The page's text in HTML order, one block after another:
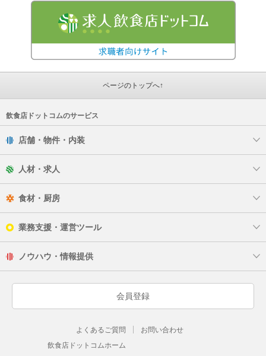
ページのトップへ↑
飲食店ドットコムのサービス
店舗・物件・内装
人材・求人
食材・厨房
業務支援・運営ツール
ノウハウ・情報提供
会員登録
よくあるご質問
お問い合わせ
飲食店ドットコムホーム